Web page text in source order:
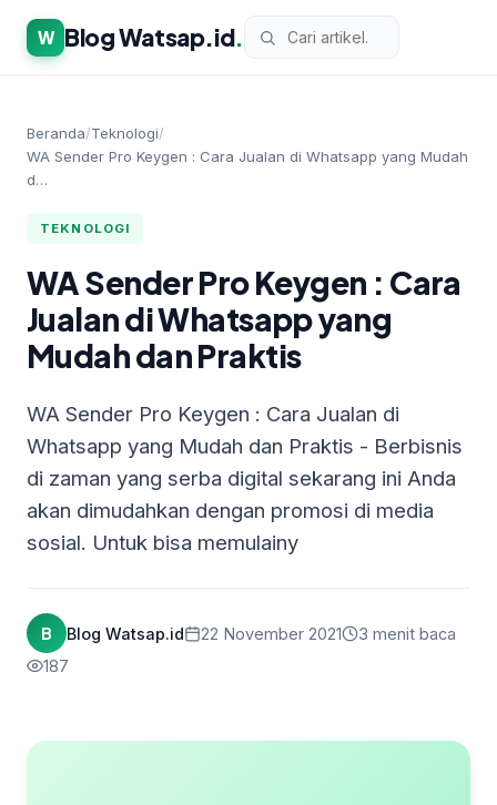
W Blog Watsap.id.
Beranda/Teknologi/
WA Sender Pro Keygen : Cara Jualan di Whatsapp yang Mudah
d…
TEKNOLOGI
WA Sender Pro Keygen : Cara
Jualan di Whatsapp yang
Mudah dan Praktis
WA Sender Pro Keygen : Cara Jualan di
Whatsapp yang Mudah dan Praktis - Berbisnis
di zaman yang serba digital sekarang ini Anda
akan dimudahkan dengan promosi di media
sosial. Untuk bisa memulainy
B Blog Watsap.id 22 November 2021
3 menit baca
187